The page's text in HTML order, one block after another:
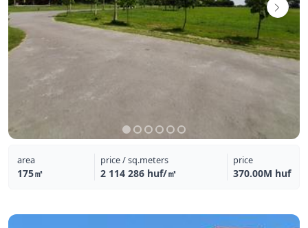
area
175㎡
price / sq.meters
2 114 286 huf/㎡
price
370.00M huf